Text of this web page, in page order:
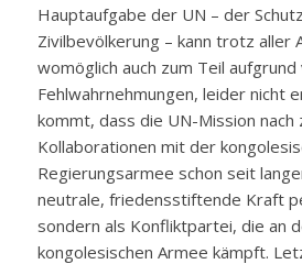
Hauptaufgabe der UN – der
Zivilbevölkerung – kann trotz aller
womöglich auch zum Teil aufgrund
Fehlwahrnehmungen, leider nicht
kommt, dass die UN-Mission nach
Kollaborationen mit der
Regierungsarmee schon seit
neutrale, friedensstiftende Kraft
sondern als Konfliktpartei, die an
kongolesischen Armee kämpft.